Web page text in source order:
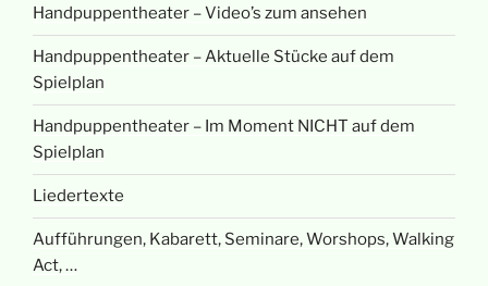
Handpuppentheater – Video’s zum ansehen
Handpuppentheater – Aktuelle Stücke auf dem
Spielplan
Handpuppentheater – Im Moment NICHT auf dem
Spielplan
Liedertexte
Aufführungen, Kabarett, Seminare, Worshops, Walking
Act, …